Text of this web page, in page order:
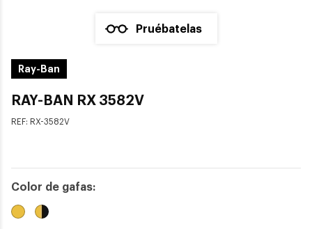
Pruébatelas
Ray-Ban
RAY-BAN RX 3582V
REF: RX-3582V
Color de gafas: